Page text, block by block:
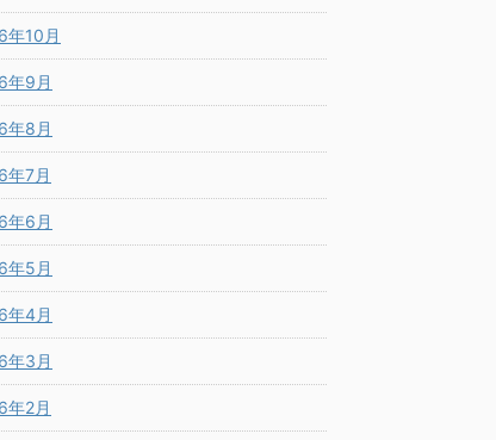
年10月
年9月
年8月
年7月
年6月
年5月
年4月
年3月
年2月